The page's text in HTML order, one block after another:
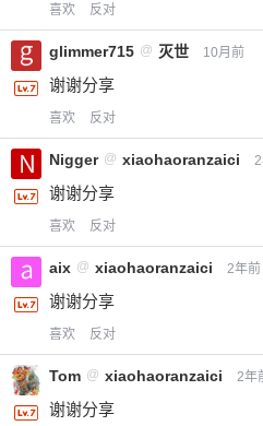
立刻支付
喜欢 反对
glimmer715 @ 灭世 10月前
谢谢分享
喜欢 反对
Nigger @ xiaohaoranzaici
谢谢分享
喜欢 反对
aix @ xiaohaoranzaici 2年前
谢谢分享
喜欢 反对
Tom @ xiaohaoranzaici 2年
谢谢分享